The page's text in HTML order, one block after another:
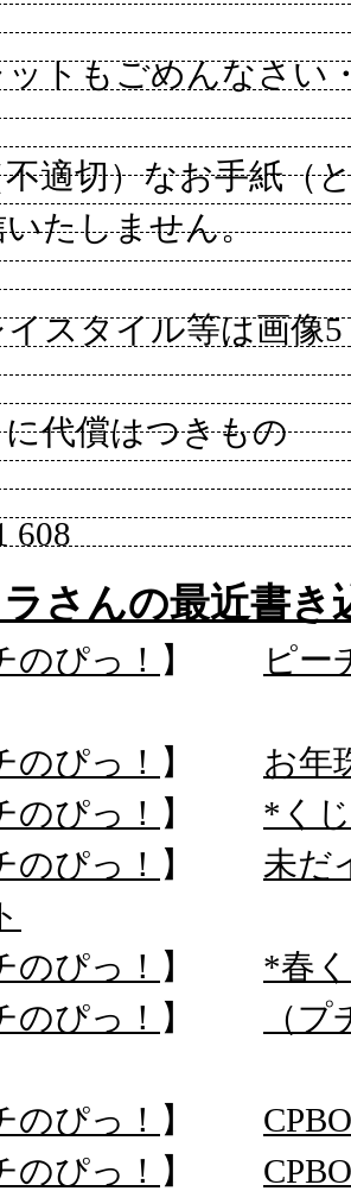
トもごめんなさい
適切）なお手紙（
たしません。
スタイル等は画像5
代償はつきもの
608
さんの最近書き
のぴっ！ 】
ピー
のぴっ！ 】 お年
のぴっ！ 】 *く
のぴっ！ 】 未だ
のぴっ！ 】 *春
のぴっ！ 】
（
のぴっ！ 】
のぴっ！ 】